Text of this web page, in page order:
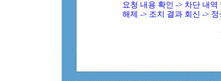
요청 내용 확인 -> 차단 내
해제 -> 조치 결과 회신 ->